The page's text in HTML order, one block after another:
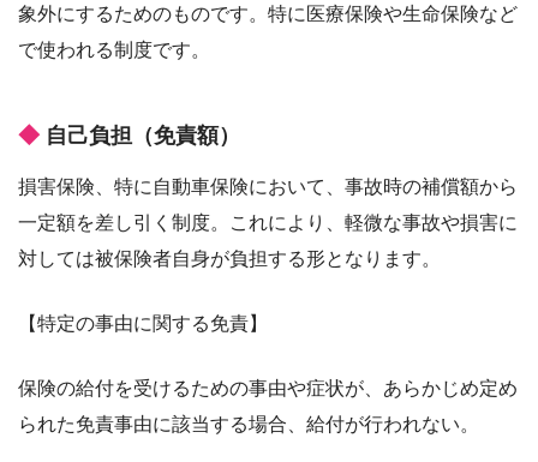
象外にするためのものです。特に医療保険や生命保険など
で使われる制度です。
自己負担（免責額）
損害保険、特に自動車保険において、事故時の補償額から
一定額を差し引く制度。これにより、軽微な事故や損害に
対しては被保険者自身が負担する形となります。
【特定の事由に関する免責】
保険の給付を受けるための事由や症状が、あらかじめ定め
られた免責事由に該当する場合、給付が行われない。